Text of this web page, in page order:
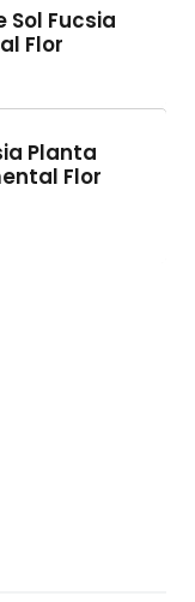
Sol Fucsia
Flor
Planta
Flor